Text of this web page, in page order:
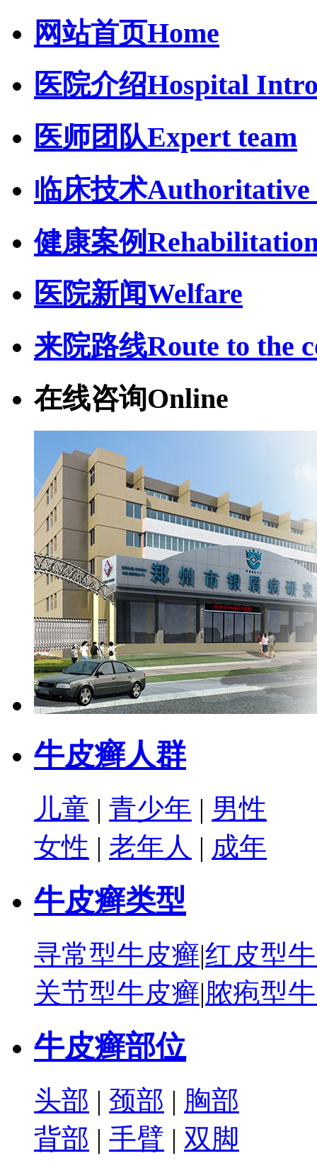
网站首页Home
医院介绍Hospital
医师团队Expert team
临床技术Authoritative
健康案例
医院新闻Welfare
来院路线Route to the
在线咨询Online
牛皮癣人群
儿童 | 青少年 | 男性
女性 | 老年人 | 成年
牛皮癣类型
寻常型牛皮癣|红皮型
关节型牛皮癣|脓疱型
牛皮癣部位
头部 | 颈部 | 胸部
背部 | 手臂 | 双脚